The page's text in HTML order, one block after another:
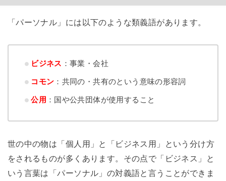
「パーソナル」には以下のような類義語があります。
ビジネス ：事業・会社
コモン ：共同の・共有のという意味の形容詞
公用 ：国や公共団体が使用すること
世の中の物は「個人用」と「ビジネス用」という分け方
をされるものが多くあります。その点で「ビジネス」と
いう言葉は「パーソナル」の対義語と言うことができま